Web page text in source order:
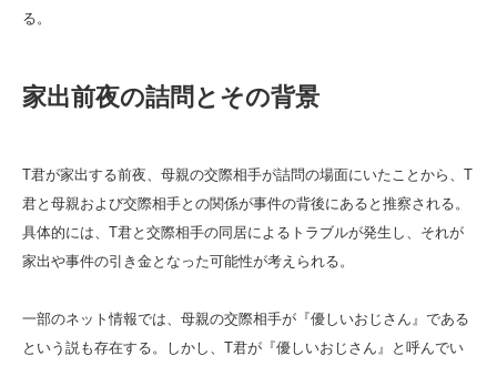
る。
家出前夜の詰問とその背景
T君が家出する前夜、母親の交際相手が詰問の場面にいたことから、T
君と母親および交際相手との関係が事件の背後にあると推察される。
具体的には、T君と交際相手の同居によるトラブルが発生し、それが
家出や事件の引き金となった可能性が考えられる。
一部のネット情報では、母親の交際相手が『優しいおじさん』である
という説も存在する。しかし、T君が『優しいおじさん』と呼んでい